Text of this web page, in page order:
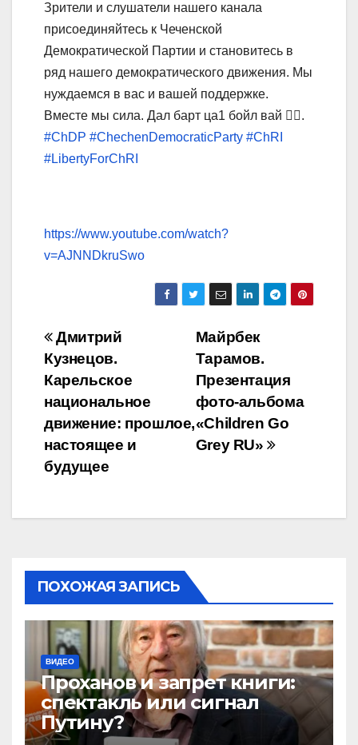
Зрители и слушатели нашего канала
присоединяйтесь к Чеченской
Демократической Партии и становитесь в
ряд нашего демократического движения. Мы
нуждаемся в вас и вашей поддержке.
Вместе мы сила. Дал барт ца1 бойл вай ✊🏻.
#ChDP #ChechenDemocraticParty #ChRI
#LibertyForChRI
https://www.youtube.com/watch?
v=AJNNDkruSwo
Навигация
по
записям
Майрбек
Тарамов.
Презентация
фото-альбома
«Children Go
Grey RU»
Дмитрий
Кузнецов.
Карельское
национальное
движение: прошлое,
настоящее и
будущее
ПОХОЖАЯ ЗАПИСЬ
ВИДЕО
Проханов и запрет книги:
спектакль или сигнал
Путину?